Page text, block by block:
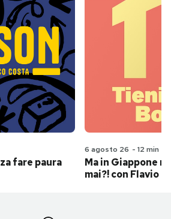
fare paura
6 agosto 26 - 12 min
Ma in Giappone
mai?! con Flavio